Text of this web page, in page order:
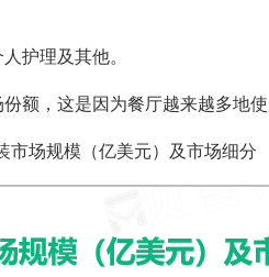
护理及其他。
额，这是因为餐厅越来越多地使
市场规模（亿美元）及市场细分